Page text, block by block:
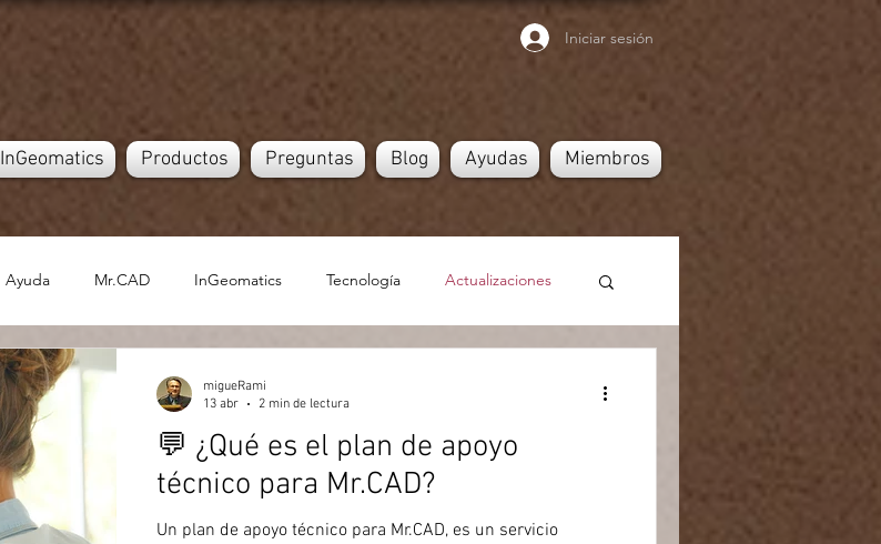
Iniciar sesión
InGeomatics Productos Preguntas Blog Ayudas Miembros
Ayuda Mr.CAD InGeomatics Tecnología Actualizaciones
💬 ¿Qué es el plan de apoyo
técnico para Mr.CAD?
Un plan de apoyo técnico para Mr.CAD, es un servicio
migueRami
13 abr
2 min de lectura